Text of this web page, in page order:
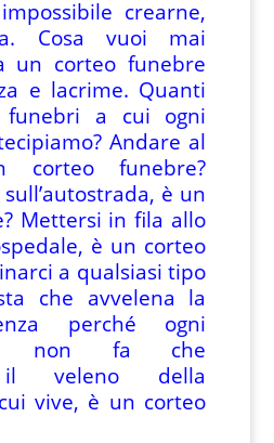
crearne,
Cosa vuoi mai
un corteo funebre
e lacrime. Quanti
a cui ogni
Andare al
funebre?
è un
Mettersi in fila allo
è un corteo
a qualsiasi tipo
che avvelena la
perché ogni
non fa che
il veleno della
vive, è un corteo